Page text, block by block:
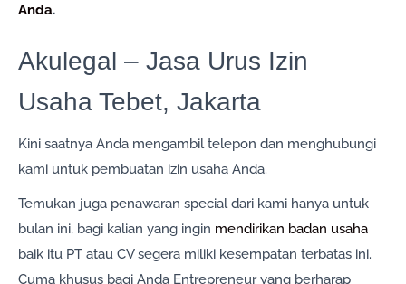
Anda.
Akulegal – Jasa Urus Izin
Usaha Tebet, Jakarta
Kini saatnya Anda mengambil telepon dan menghubungi
kami untuk pembuatan izin usaha Anda.
Temukan juga penawaran special dari kami hanya untuk
bulan ini, bagi kalian yang ingin mendirikan badan usaha
baik itu PT atau CV segera miliki kesempatan terbatas ini.
Cuma khusus bagi Anda Entrepreneur yang berharap